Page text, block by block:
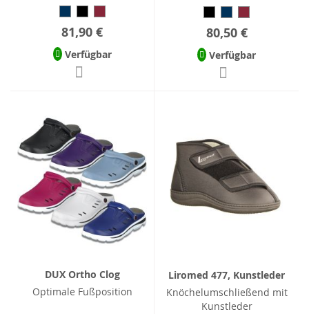
81,90 €
Verfügbar
80,50 €
Verfügbar
DUX Ortho Clog
Optimale Fußposition
Liromed 477, Kunstleder
Knöchelumschließend mit
Kunstleder